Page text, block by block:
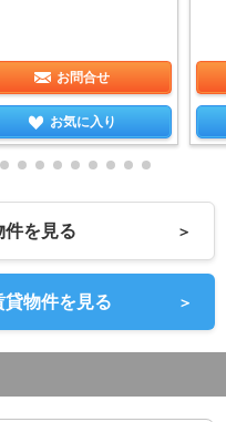
お問合せ
お気に入り
件を見る ＞
貸物件を見る ＞